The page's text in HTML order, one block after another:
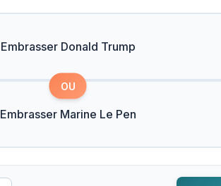
Embrasser Donald Trump
OU
Embrasser Marine Le Pen